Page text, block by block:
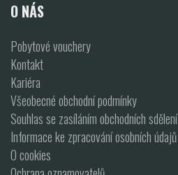
O NÁS
Pobytové vouchery
Kontakt
Kariéra
Všeobecné obchodní podmínky
Souhlas se zasíláním obchodních sdělení
Informace ke zpracování osobních údajů
O cookies